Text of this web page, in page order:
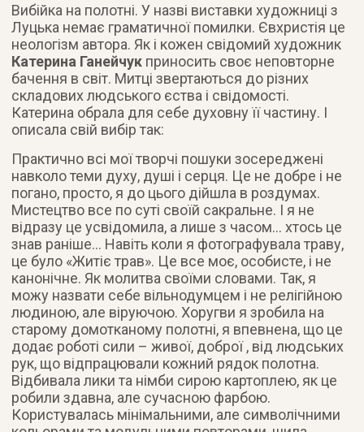
Вибійка на полотні. У назві виставки художниці з
Луцька немає граматичної помилки. Євхристія це
неологізм автора. Як і кожен свідомий художник
Катерина Ганейчук приносить своє неповторне
бачення в світ. Митці звертаються до різних
складових людського єства і свідомості.
Катерина обрала для себе духовну її частину. І
описала свій вибір так:
Практично всі мої творчі пошуки зосереджені
навколо теми духу, душі і серця. Це не добре і не
погано, просто, я до цього дійшла в роздумах.
Мистецтво все по суті своїй сакральне. І я не
відразу це усвідомила, а лише з часом… хтось це
знав раніше… Навіть коли я фотографувала траву,
це було «Житіє трав». Це все моє, особисте, і не
канонічне. Як молитва своїми словами. Так, я
можу назвати себе вільнодумцем і не релігійною
людиною, але віруючою. Хоругви я зробила на
старому домотканому полотні, я впевнена, що це
додає роботі сили – живої, доброї , від людських
рук, що відпрацювали кожний рядок полотна.
Відбивала лики та німби сирою картоплею, як це
робили здавна, але сучасною фарбою.
Користувалась мінімальними, але символічними